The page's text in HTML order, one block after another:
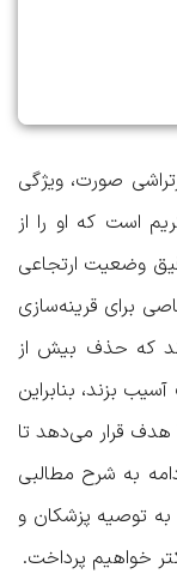
صورت، ویژگی
است که او را از
وضعیت ارتجاعی
برای قرینه‌سازی
که حذف بیش از
بزند، بنابراین
هدف قرار می‌دهد تا
به شرح مطالبی
توصیه پزشکان و
خواهیم پرداخت.